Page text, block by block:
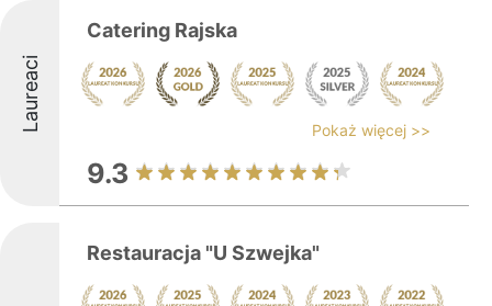
Laureaci
Catering Rajska
Pokaż więcej >>
9.3
Restauracja "U Szwejka"